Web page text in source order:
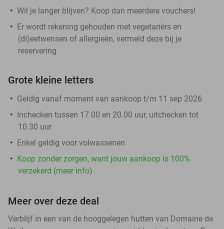
Wil je langer blijven? Koop dan meerdere vouchers!
Er wordt rekening gehouden met vegetariërs en
(di)eetwensen of allergieën, vermeld deze bij je
reservering
Grote kleine letters
Geldig vanaf moment van aankoop t/m 11 sep 2026
Inchecken tussen 17.00 en 20.00 uur, uitchecken tot
10.30 uur
Enkel geldig voor volwassenen
Koop zonder zorgen, want jouw aankoop is 100%
verzekerd (meer info)
Meer over deze deal
Verblijf in een van de hooggelegen hutten van Domaine de